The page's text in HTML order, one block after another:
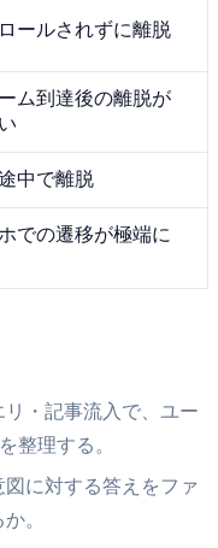
ールされずに離脱
ム到達後の離脱が
中で離脱
での遷移が極端に
リ・記事流入で、ユー
整理する。
図に対する答えをファ
。